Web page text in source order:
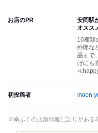
お店のPR
安岡駅
オスス
10種類
外郎な
品まで
げにも
初投稿者 moon-
※幸ふくの店舗情報に誤りがある